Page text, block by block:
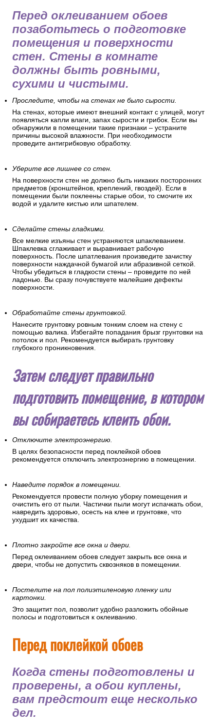
Перед оклеиванием обоев
позаботьтесь о подготовке
помещения и поверхности
стен. Стены в комнате
должны быть ровными,
сухими и чистыми.
Проследите, чтобы на стенах не было сырости.
На стенах, которые имеют внешний контакт с улицей, могут
появляться капли влаги, запах сырости и грибок. Если вы
обнаружили в помещении такие признаки – устраните
причины высокой влажности. При необходимости
проведите антигрибковую обработку.
Уберите все лишнее со стен.
На поверхности стен не должно быть никаких посторонних
предметов (кронштейнов, креплений, гвоздей). Если в
помещении были поклеены старые обои, то смочите их
водой и удалите кистью или шпателем.
Сделайте стены гладкими.
Все мелкие изъяны стен устраняются шпаклеванием.
Шпаклевка сглаживает и выравнивает рабочую
поверхность. После шпатлевания произведите зачистку
поверхности наждачной бумагой или абразивной сеткой.
Чтобы убедиться в гладкости стены – проведите по ней
ладонью. Вы сразу почувствуете малейшие дефекты
поверхности.
Обработайте стены грунтовкой.
Нанесите грунтовку ровным тонким слоем на стену с
помощью валика. Избегайте попадания брызг грунтовки на
потолок и пол. Рекомендуется выбирать грунтовку
глубокого проникновения.
Затем следует правильно
подготовить помещение, в котором
вы собираетесь клеить обои.
Отключите электроэнергию.
В целях безопасности перед поклейкой обоев
рекомендуется отключить электроэнергию в помещении.
Наведите порядок в помещении.
Рекомендуется провести полную уборку помещения и
очистить его от пыли. Частички пыли могут испачкать обои,
навредить здоровью, осесть на клее и грунтовке, что
ухудшит их качества.
Плотно закройте все окна и двери.
Перед оклеиванием обоев следует закрыть все окна и
двери, чтобы не допустить сквозняков в помещении.
Постелите на пол полиэтиленовую пленку или
картонки.
Это защитит пол, позволит удобно разложить обойные
полосы и подготовиться к оклеиванию.
Перед поклейкой обоев
Когда стены подготовлены и
проверены, а обои куплены,
вам предстоит еще несколько
дел.